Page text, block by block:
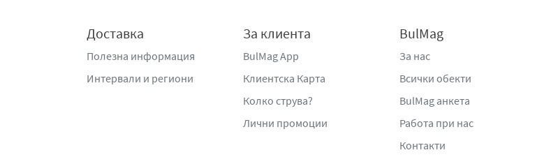
Доставка
Полезна информация
Интервали и региони
За клиента
BulMag App
Клиентска Карта
Колко струва?
Лични промоции
BulMag
За нас
Всички обекти
BulMag анкета
Работа при нас
Контакти